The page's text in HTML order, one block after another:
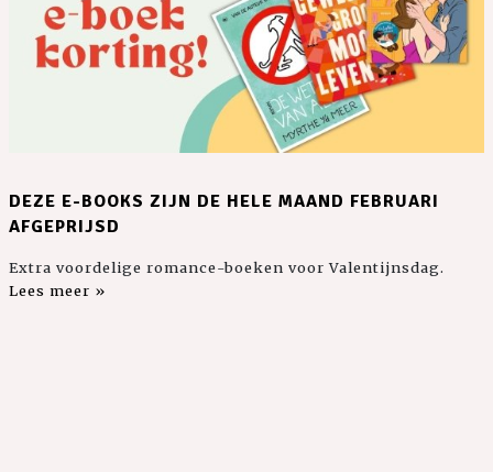
DEZE E-BOOKS ZIJN DE HELE MAAND FEBRUARI
AFGEPRIJSD
Extra voordelige romance-boeken voor Valentijnsdag.
Lees meer »